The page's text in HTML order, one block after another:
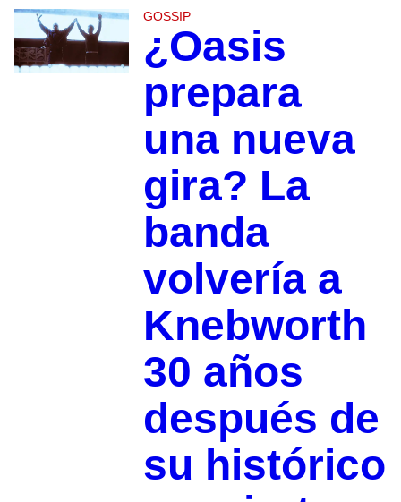
GOSSIP
¿Oasis
prepara
una nueva
gira? La
banda
volvería a
Knebworth
30 años
después de
su histórico